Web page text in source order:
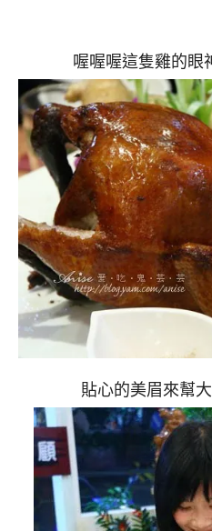
喔喔喔這隻雞的眼
貼心的美眉來幫